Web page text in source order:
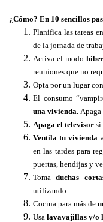
¿Cómo? En 10 sencillos
Planifica las tareas
de la jornada de
Activa el modo
reuniones que no
Opta por un lugar con
El consumo
una vivienda. Apaga
Apaga el televisor si
Ventila tu vivienda
en las tardes para
puertas, hendijas y
Toma duchas
utilizando.
Cocina para más de
Usa lavavajillas y/o